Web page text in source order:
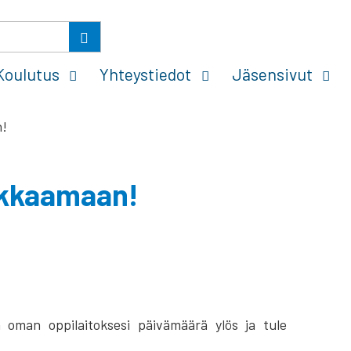
Yhteystiedot Jäsensivut
oppilaitoksesi päivämäärä ylös ja tule